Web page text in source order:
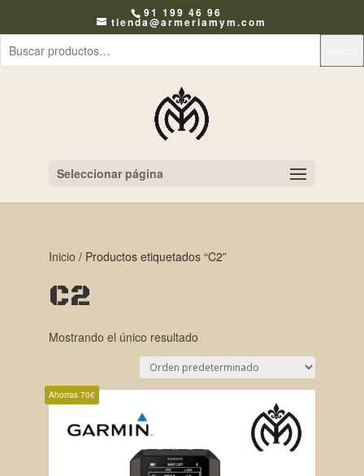
91 199 46 96
tienda@armeriamym.com
Seleccionar página
Inicio / Productos etiquetados “C2”
C2
Mostrando el único resultado
Ahorras 70€